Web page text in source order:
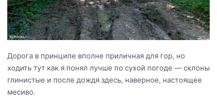
Дорога в принципе вполне приличная для гор, но
ходить тут как я понял лучше по сухой погоде — склоны
глинистые и после дождя здесь, наверное, настоящее
месиво.